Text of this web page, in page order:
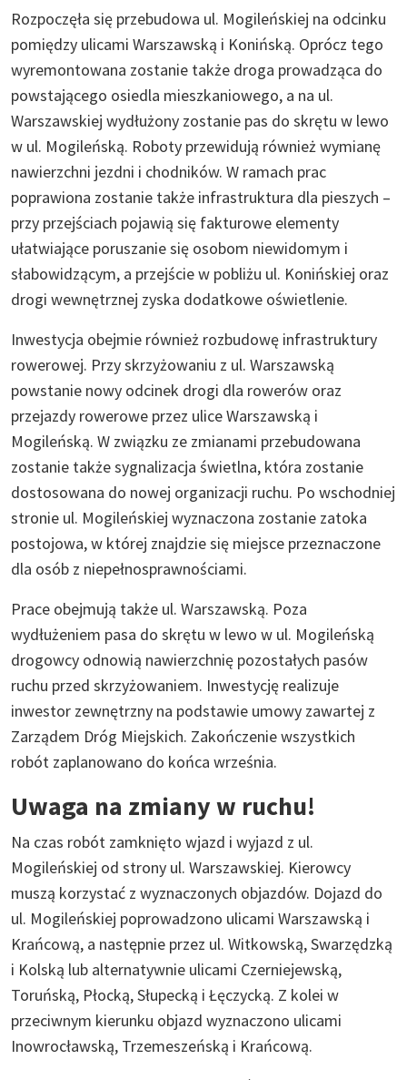
Rozpoczęła się przebudowa ul. Mogileńskiej na odcinku
pomiędzy ulicami Warszawską i Konińską. Oprócz tego
wyremontowana zostanie także droga prowadząca do
powstającego osiedla mieszkaniowego, a na ul.
Warszawskiej wydłużony zostanie pas do skrętu w lewo
w ul. Mogileńską. Roboty przewidują również wymianę
nawierzchni jezdni i chodników. W ramach prac
poprawiona zostanie także infrastruktura dla pieszych –
przy przejściach pojawią się fakturowe elementy
ułatwiające poruszanie się osobom niewidomym i
słabowidzącym, a przejście w pobliżu ul. Konińskiej oraz
drogi wewnętrznej zyska dodatkowe oświetlenie.
Inwestycja obejmie również rozbudowę infrastruktury
rowerowej. Przy skrzyżowaniu z ul. Warszawską
powstanie nowy odcinek drogi dla rowerów oraz
przejazdy rowerowe przez ulice Warszawską i
Mogileńską. W związku ze zmianami przebudowana
zostanie także sygnalizacja świetlna, która zostanie
dostosowana do nowej organizacji ruchu. Po wschodniej
stronie ul. Mogileńskiej wyznaczona zostanie zatoka
postojowa, w której znajdzie się miejsce przeznaczone
dla osób z niepełnosprawnościami.
Prace obejmują także ul. Warszawską. Poza
wydłużeniem pasa do skrętu w lewo w ul. Mogileńską
drogowcy odnowią nawierzchnię pozostałych pasów
ruchu przed skrzyżowaniem. Inwestycję realizuje
inwestor zewnętrzny na podstawie umowy zawartej z
Zarządem Dróg Miejskich. Zakończenie wszystkich
robót zaplanowano do końca września.
Uwaga na zmiany w ruchu!
Na czas robót zamknięto wjazd i wyjazd z ul.
Mogileńskiej od strony ul. Warszawskiej. Kierowcy
muszą korzystać z wyznaczonych objazdów. Dojazd do
ul. Mogileńskiej poprowadzono ulicami Warszawską i
Krańcową, a następnie przez ul. Witkowską, Swarzędzką
i Kolską lub alternatywnie ulicami Czerniejewską,
Toruńską, Płocką, Słupecką i Łęczycką. Z kolei w
przeciwnym kierunku objazd wyznaczono ulicami
Inowrocławską, Trzemeszeńską i Krańcową.